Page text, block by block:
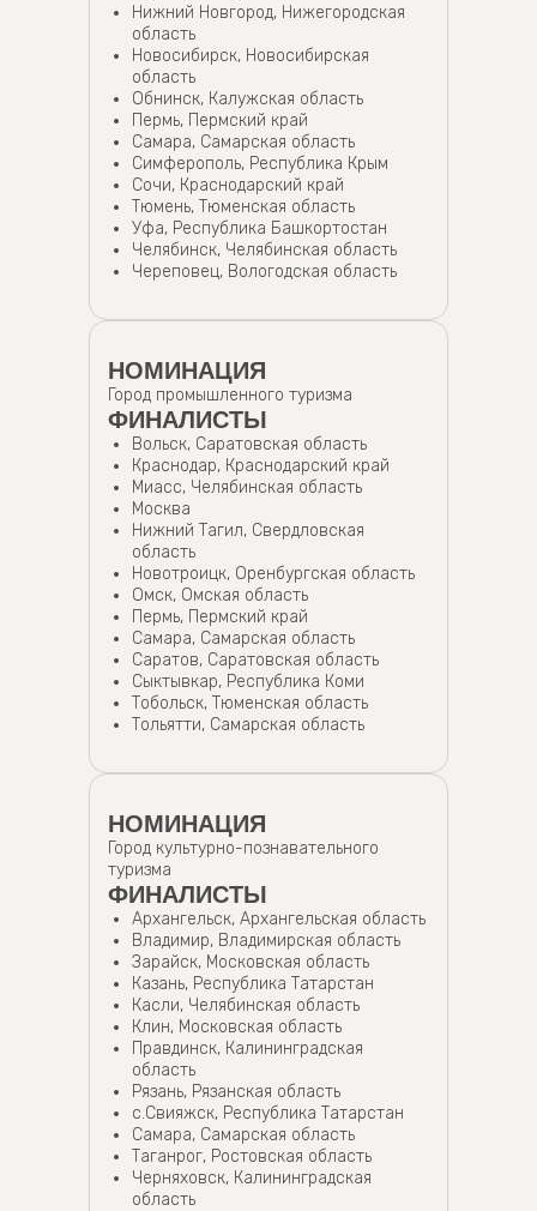
Нижний Новгород, Нижегородская
область
Новосибирск, Новосибирская
область
Обнинск, Калужская область
Пермь, Пермский край
Самара, Самарская область
Симферополь, Республика Крым
Сочи, Краснодарский край
Тюмень, Тюменская область
Уфа, Республика Башкортостан
Челябинск, Челябинская область
Череповец, Вологодская область
НОМИНАЦИЯ
Город промышленного туризма
ФИНАЛИСТЫ
Вольск, Саратовская область
Краснодар, Краснодарский край
Миасс, Челябинская область
Москва
Нижний Тагил, Свердловская
область
Новотроицк, Оренбургская область
Омск, Омская область
Пермь, Пермский край
Самара, Самарская область
Саратов, Саратовская область
Сыктывкар, Республика Коми
Тобольск, Тюменская область
Тольятти, Самарская область
НОМИНАЦИЯ
Город культурно-познавательного
туризма
ФИНАЛИСТЫ
Архангельск, Архангельская область
Владимир, Владимирская область
Зарайск, Московская область
Казань, Республика Татарстан
Касли, Челябинская область
Клин, Московская область
Правдинск, Калининградская
область
Рязань, Рязанская область
с.Свияжск, Республика Татарстан
Самара, Самарская область
Таганрог, Ростовская область
Черняховск, Калининградская
область